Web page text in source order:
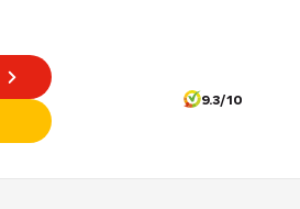
9.3/10